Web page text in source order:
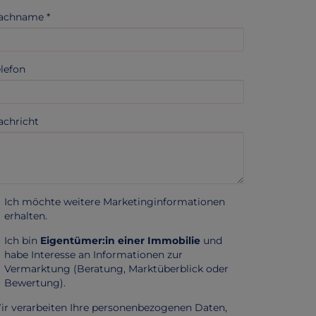
Ich möchte weitere Marketinginformationen
erhalten.
Ich bin Eigentümer:in einer Immobilie und
habe Interesse an Informationen zur
Vermarktung (Beratung, Marktüberblick oder
Bewertung).
verarbeiten Ihre personenbezogenen Daten,